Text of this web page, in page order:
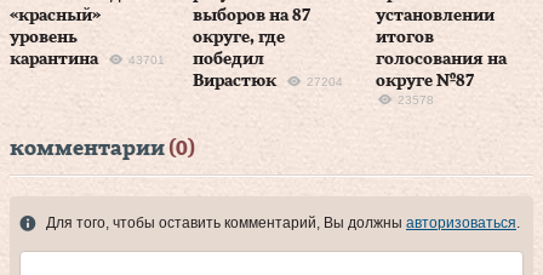
«красный»
уровень
карантина
43701
выборов на 87
округе, где
победил
Вирастюк
27204
установлении
итогов
голосования на
округе №87
23578
комментарии (0)
Для того, чтобы оставить комментарий, Вы должны авторизоваться.